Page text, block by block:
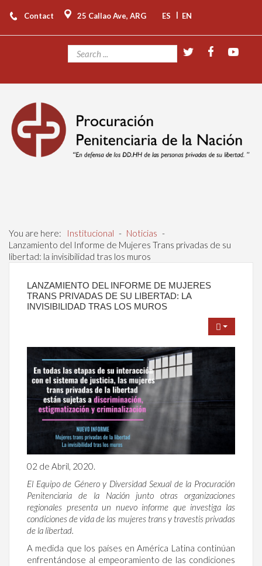
Contact 25 Callao Ave, ARG ES | EN
You are here: Institucional - Noticias -
Lanzamiento del Informe de Mujeres Trans privadas de su
libertad: la invisibilidad tras los muros
LANZAMIENTO DEL INFORME DE MUJERES
TRANS PRIVADAS DE SU LIBERTAD: LA
INVISIBILIDAD TRAS LOS MUROS
02 de Abril, 2020.
El Equipo de Género y Diversidad Sexual de la Procuración
Penitenciaria de la Nación junto otras organizaciones
regionales presenta un nuevo informe que investiga las
condiciones de vida de las mujeres trans y travestis privadas
de la libertad.
A medida que los países en América Latina continúan
enfrentándose al empeoramiento de las condiciones